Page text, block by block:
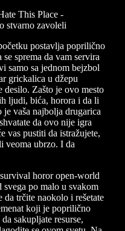
postavlja poprilično
sprema da vam servira
samo sa jednom bejzbol
grickalica u džepu
desilo. Zašto je ovo mesto
ljudi, bića, horora i da li
vaša najbolja drugarica
da ovo nije igra
vas pustiti da istražujete,
veoma ubrzo. I da
horor open-world
po malo u svakom
trčite naokolo i rešetate
koji je poprilično
sakupljate resurse,